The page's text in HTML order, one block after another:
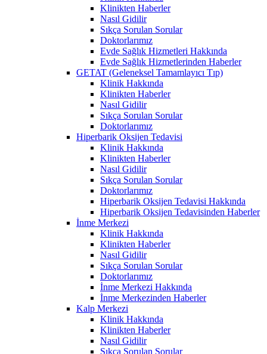
Klinikten Haberler
Nasıl Gidilir
Sıkça Sorulan Sorular
Doktorlarımız
Evde Sağlık Hizmetleri Hakkında
Evde Sağlık Hizmetlerinden Haberler
GETAT (Geleneksel Tamamlayıcı Tıp)
Klinik Hakkında
Klinikten Haberler
Nasıl Gidilir
Sıkça Sorulan Sorular
Doktorlarımız
Hiperbarik Oksijen Tedavisi
Klinik Hakkında
Klinikten Haberler
Nasıl Gidilir
Sıkça Sorulan Sorular
Doktorlarımız
Hiperbarik Oksijen Tedavisi Hakkında
Hiperbarik Oksijen Tedavisinden Haberler
İnme Merkezi
Klinik Hakkında
Klinikten Haberler
Nasıl Gidilir
Sıkça Sorulan Sorular
Doktorlarımız
İnme Merkezi Hakkında
İnme Merkezinden Haberler
Kalp Merkezi
Klinik Hakkında
Klinikten Haberler
Nasıl Gidilir
Sıkça Sorulan Sorular